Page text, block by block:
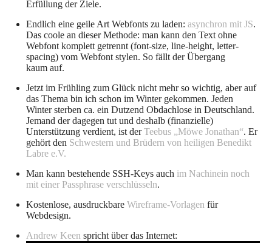
Erfüllung der Ziele.
Endlich eine geile Art Webfonts zu laden: asynchron mit JS.
Das coole an dieser Methode: man kann den Text ohne
Webfont komplett getrennt (font-size, line-height, letter-
spacing) vom Webfont stylen. So fällt der Übergang
kaum auf.
Jetzt im Frühling zum Glück nicht mehr so wichtig, aber auf
das Thema bin ich schon im Winter gekommen. Jeden
Winter sterben ca. ein Dutzend Obdachlose in Deutschland.
Jemand der dagegen tut und deshalb (finanzielle)
Unterstützung verdient, ist derTeebus „Möwe Jonathan“. Er
gehört den Schwestern und Brüdern von heiligen Benedikt
Labre e.V.
Man kann bestehende SSH-Keys auch im Nachinein noch
mit einer Passphrase verschlüsseln.
Kostenlose, ausdruckbare Wireframe-Vorlagen für
Webdesign.
Andrew Keen spricht über das Internet: